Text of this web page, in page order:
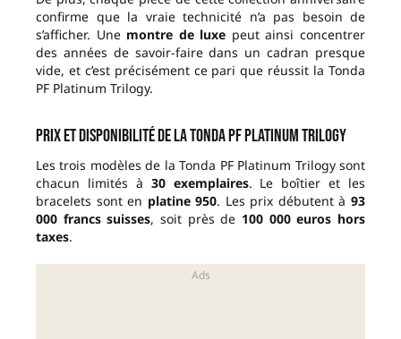
confirme que la vraie technicité n’a pas besoin de
s’afficher. Une montre de luxe peut ainsi concentrer
des années de savoir-faire dans un cadran presque
vide, et c’est précisément ce pari que réussit la Tonda
PF Platinum Trilogy.
Prix et disponibilité de la Tonda PF Platinum Trilogy
Les trois modèles de la Tonda PF Platinum Trilogy sont
chacun limités à 30 exemplaires. Le boîtier et les
bracelets sont en platine 950. Les prix débutent à93
000 francs suisses, soit près de 100 000 euros hors
taxes.